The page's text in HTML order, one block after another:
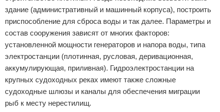
здание (административный и машинный корпуса), построить
приспособление для сброса воды и так далее. Параметры и
состав сооружения зависят от многих факторов:
установленной мощности генераторов и напора воды, типа
электростанции (плотинная, русловая, деривационная,
аккумулирующая, приливная). Гидроэлектростанции на
крупных судоходных реках имеют также сложные
судоходные шлюзы и каналы для обеспечения миграции
рыб к месту нерестилищ.